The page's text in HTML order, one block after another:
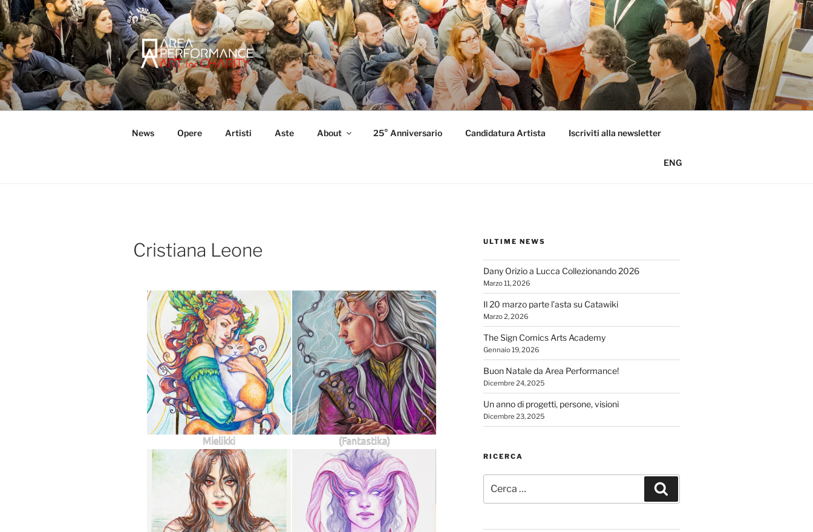
Salta
al
contenuto
AREA PERFORMANCE
Sito ufficiale della Onlus Area Performance.
News Opere Artisti Aste About 25° Anniversario Candidatura Artista Iscriviti alla newsletter
ENG
Cristiana Leone
Mielikki (Fantastika)
ULTIME NEWS
Dany Orizio a Lucca Collezionando 2026
Marzo 11, 2026
Il 20 marzo parte l’asta su Catawiki
Marzo 2, 2026
The Sign Comics Arts Academy
Gennaio 19, 2026
Buon Natale da Area Performance!
Dicembre 24, 2025
Un anno di progetti, persone, visioni
Dicembre 23, 2025
RICERCA